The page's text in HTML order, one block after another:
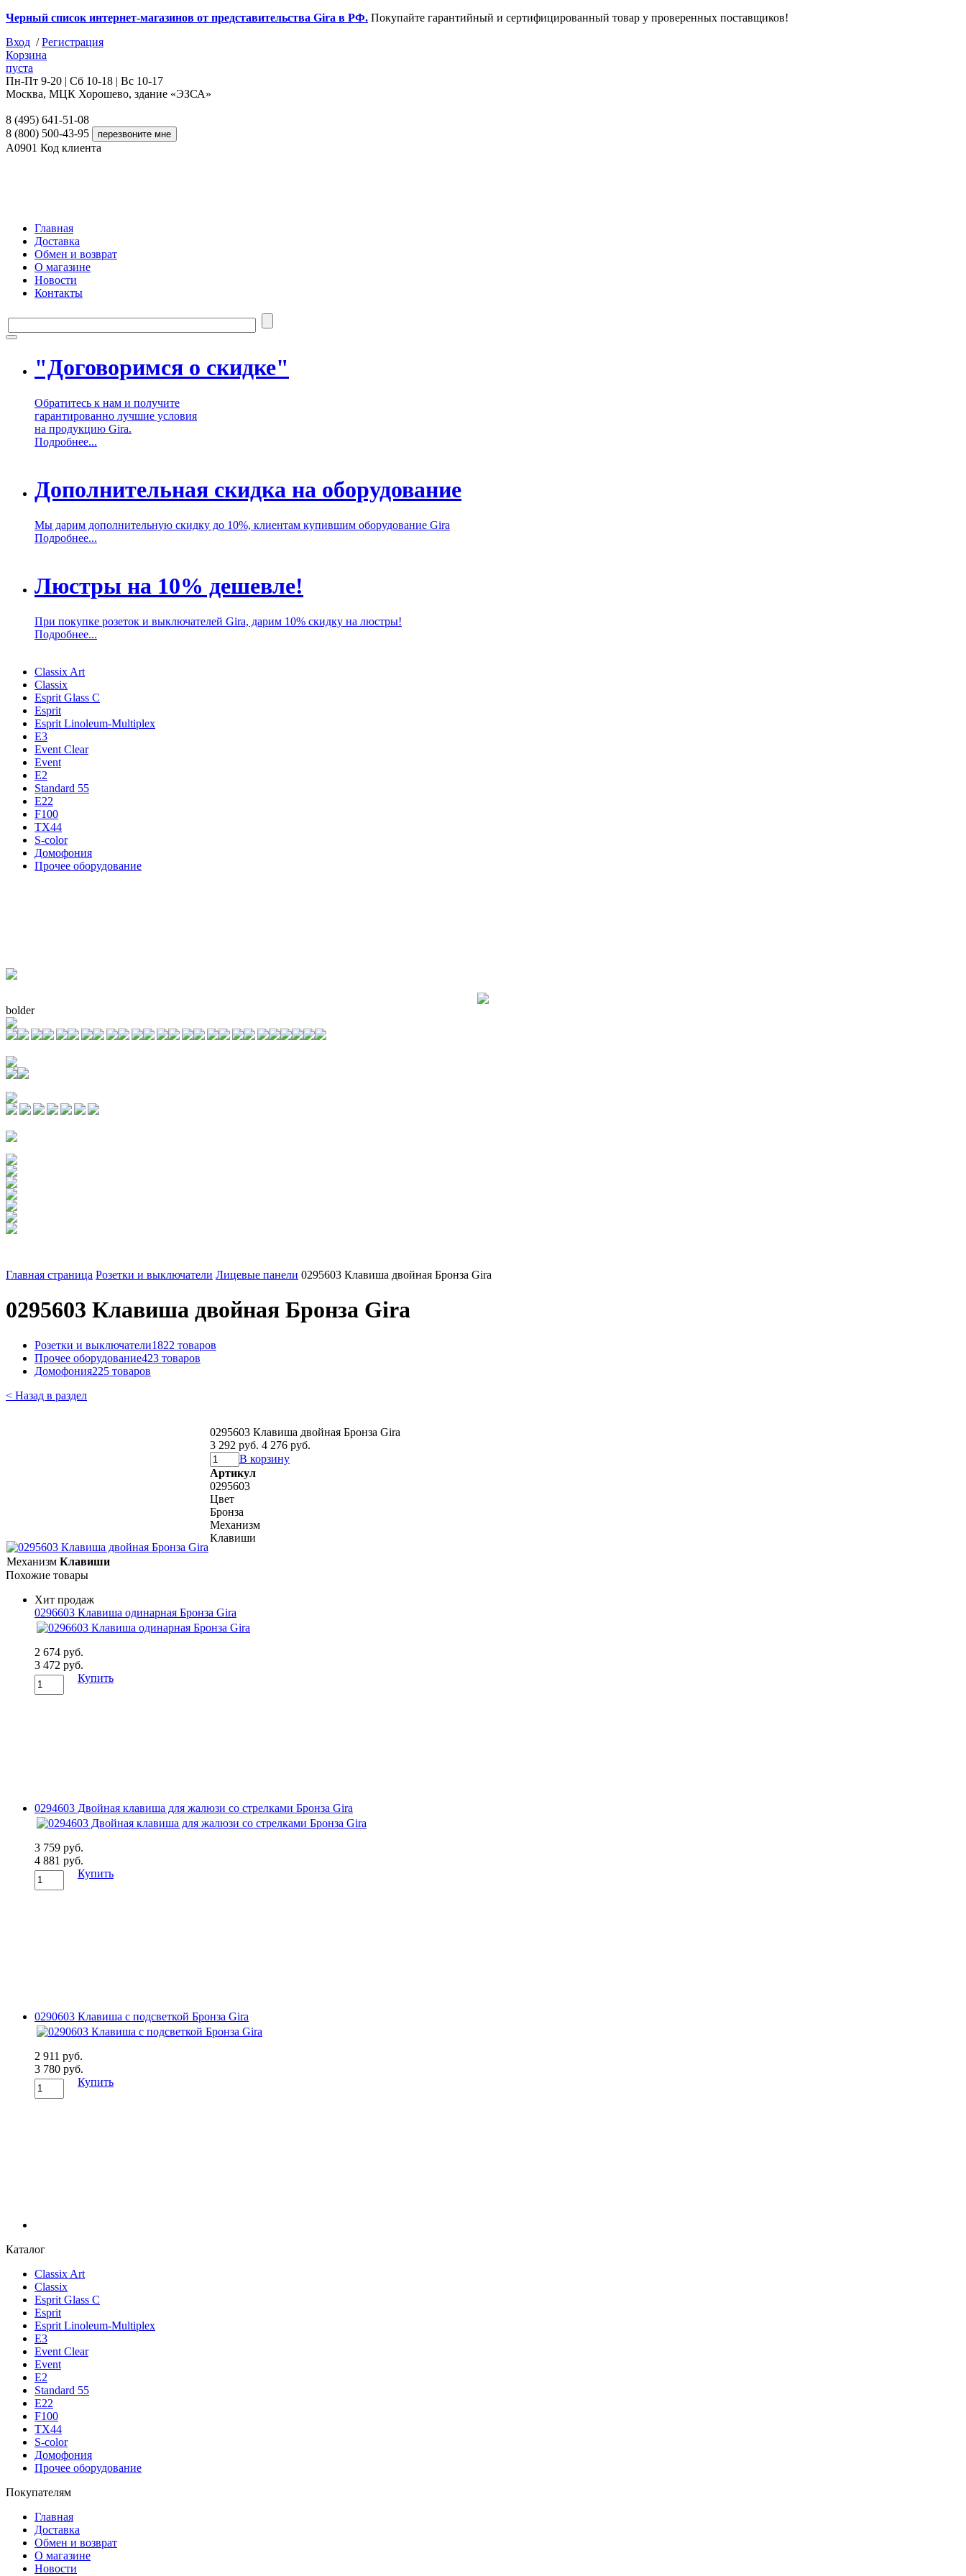
Черный список интернет-магазинов от представительства Gira в РФ. Покупайте гарантийный и сертифицированный товар у проверенных поставщиков!
Вход /Регистрация
Корзина
пуста
Пн-Пт 9-20 | Сб 10-18 | Вс 10-17
Москва, МЦК Хорошево, здание «ЭЗСА»
8 (495) 641-51-08
8 (800) 500-43-95
A0901 Код клиента
Главная
Доставка
Обмен и возврат
О магазине
Новости
Контакты
"Договоримся о скидке"
Обратитесь к нам и получите
гарантированно лучшие условия
на продукцию Gira.
Подробнее...
Дополнительная скидка на оборудование
Мы дарим дополнительную скидку до 10%, клиентам купившим оборудование Gira
Подробнее...
Люстры на 10% дешевле!
При покупке розеток и выключателей Gira, дарим 10% скидку на люстры!
Подробнее...
Classix Art
Classix
Esprit Glass C
Esprit
Esprit Linoleum-Multiplex
E3
Event Clear
Event
E2
Standard 55
E22
F100
TX44
S-color
Домофония
Прочее оборудование
bolder
Главная страница Розетки и выключатели Лицевые панели 0295603 Клавиша двойная Бронза Gira
0295603 Клавиша двойная Бронза Gira
Розетки и выключатели1822 товаров
Прочее оборудование423 товаров
Домофония225 товаров
< Назад в раздел
0295603 Клавиша двойная Бронза Gira
3 292 руб. 4 276 руб.
В корзину
Артикул
0295603
Цвет
Бронза
Механизм
Клавиши
Механизм Клавиши
Похожие товары
Хит продаж
0296603 Клавиша одинарная Бронза Gira
2 674 руб.
3 472 руб.
Купить
0294603 Двойная клавиша для жалюзи со стрелками Бронза Gira
3 759 руб.
4 881 руб.
Купить
0290603 Клавиша с подсветкой Бронза Gira
2 911 руб.
3 780 руб.
Купить
Каталог
Classix Art
Classix
Esprit Glass C
Esprit
Esprit Linoleum-Multiplex
E3
Event Clear
Event
E2
Standard 55
E22
F100
TX44
S-color
Домофония
Прочее оборудование
Покупателям
Главная
Доставка
Обмен и возврат
О магазине
Новости